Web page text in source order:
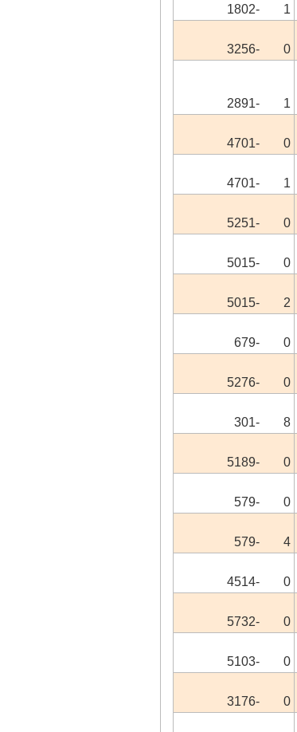
1802- 1
3256- 0
2891- 1
4701- 0
4701- 1
5251- 0
5015- 0
5015- 2
679- 0
5276- 0
301- 8
5189- 0
579- 0
579- 4
4514- 0
5732- 0
5103- 0
3176- 0